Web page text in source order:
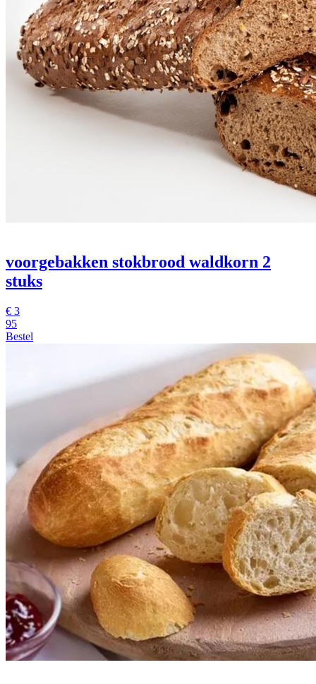
voorgebakken stokbrood waldkorn 2
stuks
€ 3
95
Bestel